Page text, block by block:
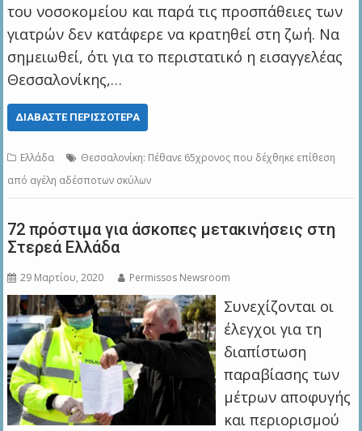
του νοσοκομείου και παρά τις προσπάθειες των
γιατρών δεν κατάφερε να κρατηθεί στη ζωή. Να
σημειωθεί, ότι για το περιστατικό η εισαγγελέας
Θεσσαλονίκης,…
ΔΙΑΒΆΣΤΕ ΠΕΡΙΣΣΌΤΕΡΑ
Ελλάδα
Θεσσαλονίκη: Πέθανε 65χρονος που δέχθηκε επίθεση
από αγέλη αδέσποτων σκύλων
72 πρόστιμα για άσκοπες μετακινήσεις στη
Στερεά Ελλάδα
29 Μαρτίου, 2020 Permissos Newsroom
Συνεχίζονται οι
έλεγχοι για τη
διαπίστωση
παραβίασης των
μέτρων αποφυγής
και περιορισμού